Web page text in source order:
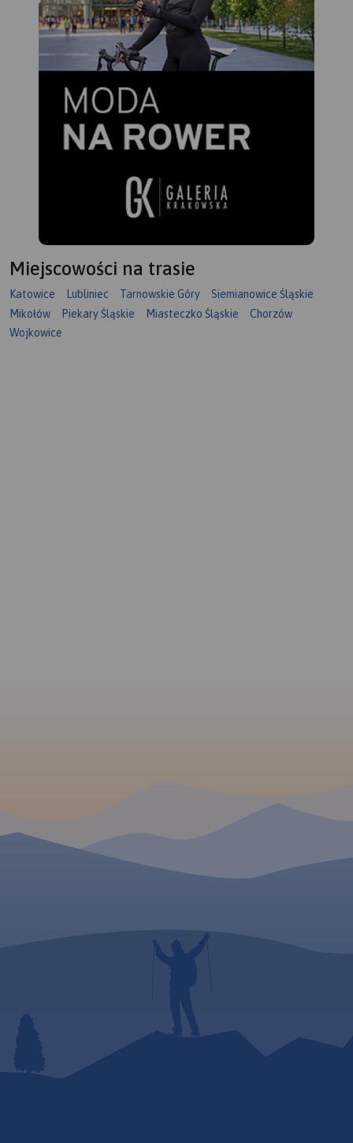
Miejscowości na trasie
Katowice Lubliniec Tarnowskie Góry
Siemianowice Śląskie
Mikołów
Piekary Śląskie Miasteczko Śląskie
Chorzów
Wojkowice